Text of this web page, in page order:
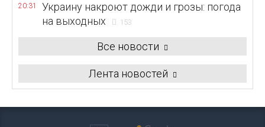
20:31
Украину накроют дожди и грозы: погода
на выходных
153
Все новости
Лента новостей